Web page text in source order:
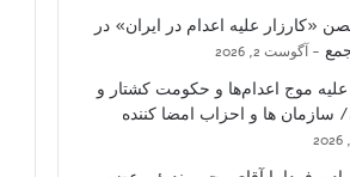
«کارزار علیه اعدام در ایران» در
آگوست 2, 2026
موج اعدام‌ها و حکومت کشتار و
سازمان ها و احزاب امضا کننده